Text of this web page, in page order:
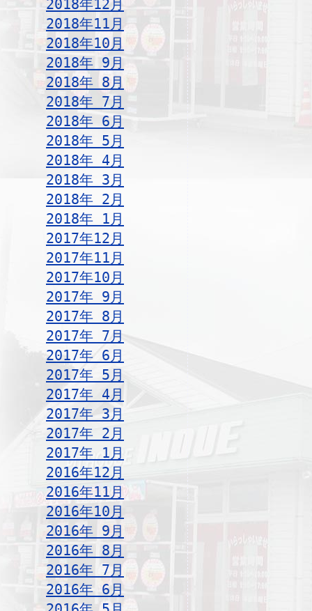
2018年12月
2018年11月
2018年10月
2018年 9月
2018年 8月
2018年 7月
2018年 6月
2018年 5月
2018年 4月
2018年 3月
2018年 2月
2018年 1月
2017年12月
2017年11月
2017年10月
2017年 9月
2017年 8月
2017年 7月
2017年 6月
2017年 5月
2017年 4月
2017年 3月
2017年 2月
2017年 1月
2016年12月
2016年11月
2016年10月
2016年 9月
2016年 8月
2016年 7月
2016年 6月